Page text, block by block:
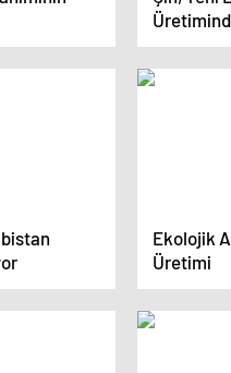
Aştı
Ekolojik
Üretimi